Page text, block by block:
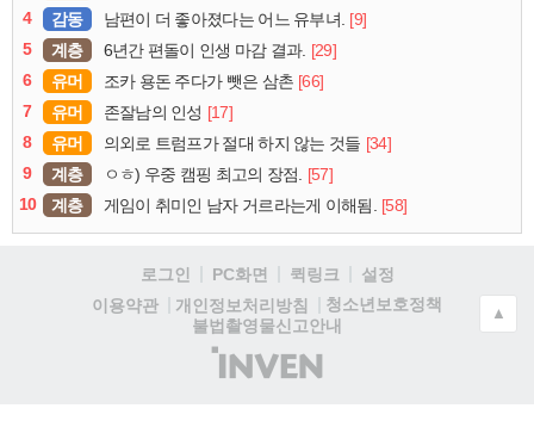
4
감동 남편이 더 좋아졌다는 어느 유부녀. [9]
5
계층 6년간 편돌이 인생 마감 결과. [29]
6
유머 조카 용돈 주다가 뺏은 삼촌 [66]
7
유머 존잘남의 인성 [17]
8
유머 의외로 트럼프가 절대 하지 않는 것들 [34]
9
계층 ㅇㅎ) 우중 캠핑 최고의 장점. [57]
10
계층 게임이 취미인 남자 거르라는게 이해됨. [58]
로그인 PC화면 퀵링크
설정
이용약관
개인정보처리방침
청소년보호정책
불법촬영물신고안내
(주)
인
▲